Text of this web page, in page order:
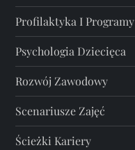
Profilaktyka I Programy
Psychologia Dziecięca
Rozwój Zawodowy
Scenariusze Zajęć
Ścieżki Kariery